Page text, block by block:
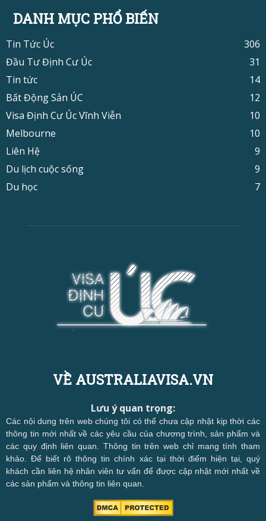
DANH MỤC PHỔ BIẾN
Tin Tức Úc
306
Đầu Tư Định Cư Úc
31
Tin tức
14
Bất Động Sản ÚC
12
Visa Định Cư Úc Vĩnh Viễn
10
Melbourne
10
Liên Hệ
9
Du lịch cuộc sống
9
Du học
7
VỀ AUSTRALIAVISA.VN
Lưu ý quan trọng:
Các nội dung trên web chúng tôi có thể chưa cập nhật kịp thời các
thông tin mới nhất về các yêu cầu của chương trình, sản phẩm và
các quy định liên quan. Thông tin trên web chỉ mang tính tham
khảo. Để biết rõ thông tin chính xác tại thời điểm hiện tại, quý
khách cần liên hệ nhân viên tư vấn để được cập nhật mới nhất về
các sản phẩm và thông tin liên quan.